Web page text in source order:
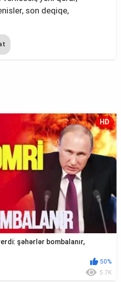
son deqiqe,
HD
şəhərlər bombalanır,
50%
5.7K